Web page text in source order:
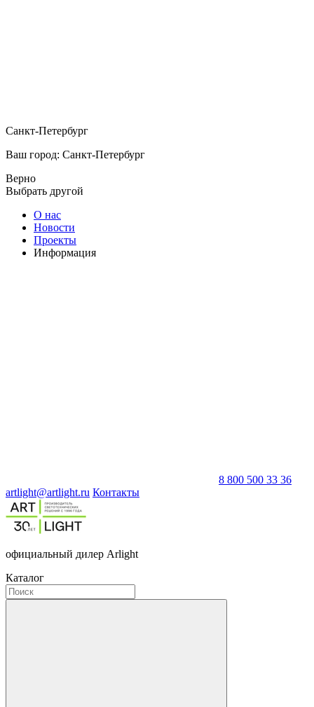
Санкт-Петербург
Ваш город: Санкт-Петербург
Верно
Выбрать другой
О нас
Новости
Проекты
Информация
8 800 500 33 36
artlight@artlight.ru Контакты
официальный дилер Arlight
Каталог